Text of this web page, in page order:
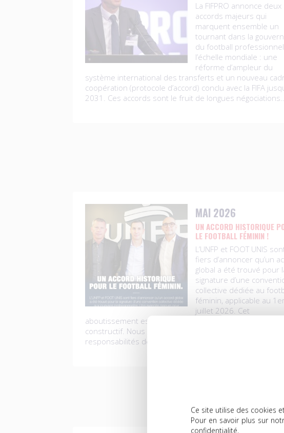
Ce site utilise des cookies
Pour en savoir plus sur
confidentialité.
La FIFPRO annonce deux
accords majeurs qui
marquent ensemble un
tournant dans la
du football professionnel
l’échelle mondiale : une
réforme d’ampleur du
système international des transferts et un nouveau
coopération (protocole d’accord) conclu avec la FIFA
2031. Ces accords sont le fruit de longues
MAI 2026
UN ACCORD HISTORIQUE
LE FOOTBALL FÉMININ !
L’UNFP et FOOT UNIS
fiers d’annoncer qu’un
global a été trouvé pour
signature d’une
collective dédiée au
féminin, applicable au 1er
juillet 2026. Cet
aboutissement est le fruit d’un dialogue social exigeant et
constructif. Nous saluons l’engagement et le sens des
responsabilités de l’ensemble des…